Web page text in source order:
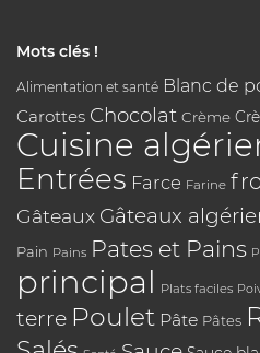
Mots clés !
Alimentation et santé Blanc de
Carottes Chocolat Crème
Cuisine
Entrées Farce Farine
Gâteaux Gâteaux
Pain Pains Pates et Pains
principal Plats faciles
terre Poulet Pâte Pâtes